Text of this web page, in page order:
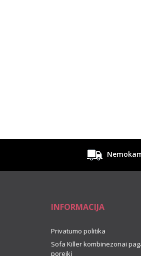
INFORMACIJA
Privatumo politika
Sofa Killer kombinezonai
poreikį